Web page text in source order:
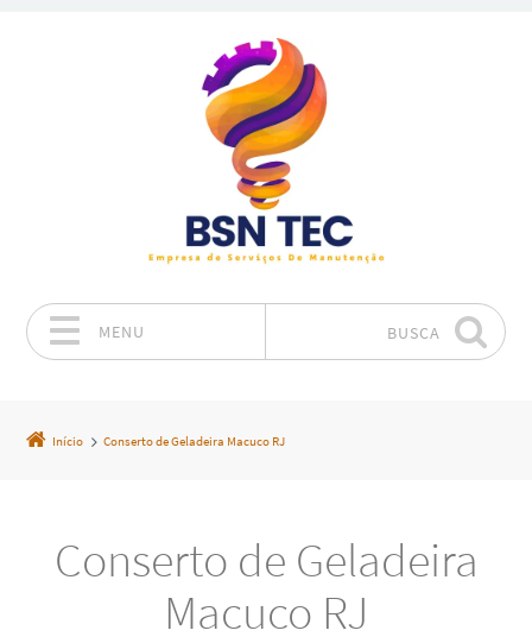
MENU BUSCA
Início Conserto de Geladeira Macuco RJ
Conserto de Geladeira
Macuco RJ